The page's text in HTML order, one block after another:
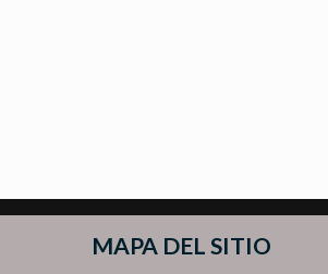
MAPA DEL SITIO